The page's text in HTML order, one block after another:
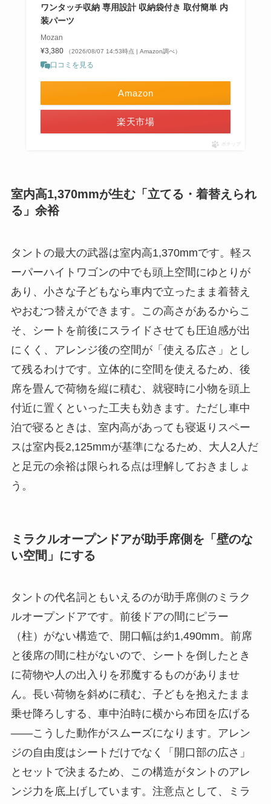
ワンタッチ収納 専用設計 収納袋付き 取付簡単 内
装パーツ
Mozan
¥3,380
（2026/08/07 14:53時点 | Amazon調べ）
口コミを見る
Amazon
楽天市場
ポチップ
室内高1,370mmが生む「立てる・着替えられ
る」余裕
タントの最大の武器は室内高1,370mmです。軽ス
ーパーハイトワゴンの中でも頭上空間にゆとりが
あり、小さな子どもなら車内で立ったまま着替え
やおむつ替えができます。この高さがあるからこ
そ、シートを前後にスライドさせても圧迫感が出
にくく、アレンジ後の空間が「使える広さ」とし
て残るわけです。立体的に空間を使えるため、後
席を畳んで荷物を縦に積む、就寝時に小物を頭上
付近に置くといった工夫も効きます。ただし車中
泊で寝るときは、室内高があっても寝返りスペー
スは室内長2,125mmが基準になるため、大人2人だ
と足元の余裕は限られる点は理解しておきましょ
う。
ミラクルオープンドアが助手席側を「壁のな
い空間」にする
タントの代名詞ともいえるのが助手席側のミラク
ルオープンドアです。前後ドアの間にピラー
（柱）がない構造で、開口幅は約1,490mm。前席
と後席の間に柱がないので、シートを倒したとき
に荷物や人の出入りを邪魔するものがありませ
ん。長い荷物を斜めに積む、子どもを抱えたまま
乗せ降ろしする、車中泊時に横から布団を広げる
——こうした動作がスムーズになります。アレン
ジの自由度はシートだけでなく「開口部の広さ」
とセットで決まるため、この構造がタントのアレ
ンジ力を底上げしています。注意点として、ミラ